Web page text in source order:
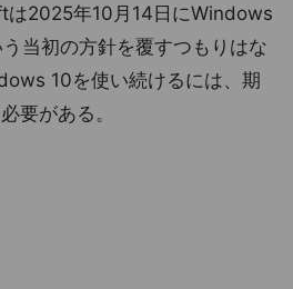
は2025年10月14日にWindows
当初の方針を覆すつもりはな
10を使い続けるには、期
要がある。